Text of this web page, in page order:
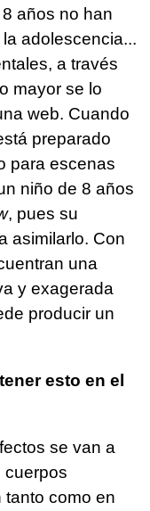
años no han
adolescencia...
a través
mayor se lo
web. Cuando
preparado
para escenas
niño de 8 años
, pues su
asimilarlo. Con
una
y exagerada
producir un
esto en el
se van a
cuerpos
tanto como en